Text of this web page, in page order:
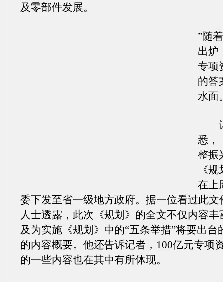
及零部件发展。
”随
出炉
专项
的答
水面
记
悉，
整振
《
在上
委下发至省一级地方政府。据一位看过此文
人士透露，此次《规划》的全文不仅内容丰
及为实施《规划》中的“五条举措”将要出台
的内容概要。他还告诉记者，100亿元专项
的一些内容也在其中有所体现。